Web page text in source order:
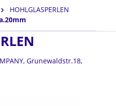
HOHLGLASPERLEN
Grunewaldstr.18,